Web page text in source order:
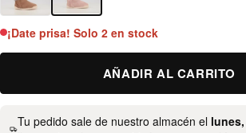
¡Date prisa! Solo 2 en stock
AÑADIR AL CARRITO
Tu pedido sale de nuestro almacén el